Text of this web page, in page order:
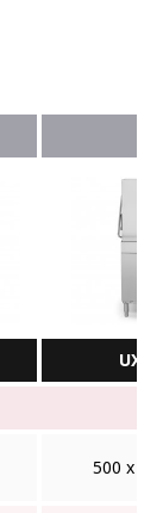
UX-
500 x